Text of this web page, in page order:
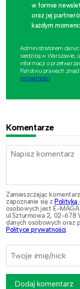
w formie
oraz jej
każdym
Administratorem
siedzibą w
informacji o
Państwu prawach
prywatności
Komentarze
Zamieszczając
zapoznanie się z Polityką
osobowych jest E-
ul.Szturmowa 2, 02-678
danych osobowych oraz
Polityce prywatności.
Dodaj komentarz